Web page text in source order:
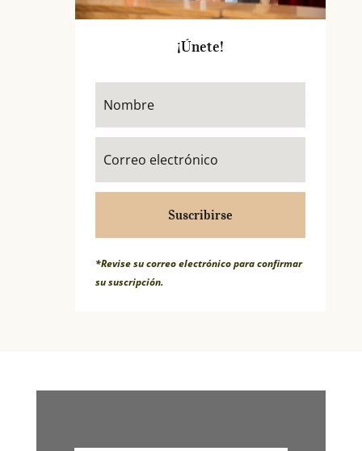
¡Únete!
Suscribirse
*Revise su correo electrónico para confirmar
su suscripción.